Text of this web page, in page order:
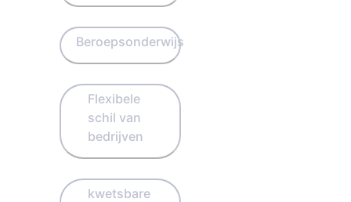
Beroepsonderwijs
Flexibele
schil van
bedrijven
kwetsbare